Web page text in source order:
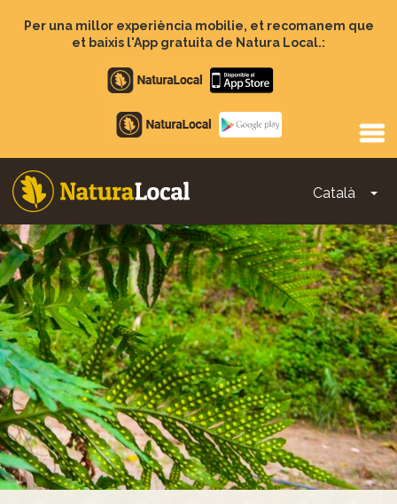
Per una millor experiència mobilie, et recomanem que
et baixis l'App gratuita de Natura Local.:
Apple
store
Google
Play
Català
Main
navigation